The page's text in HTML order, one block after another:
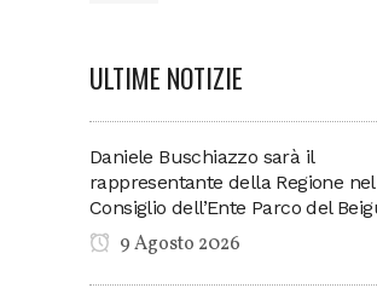
ULTIME NOTIZIE
Daniele Buschiazzo sarà il
rappresentante della Regione nel
Consiglio dell’Ente Parco del
9 Agosto 2026